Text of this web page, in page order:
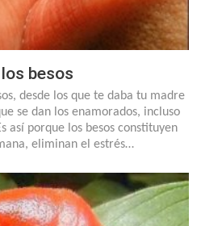
besos
desde los que te daba tu madre
se dan los enamorados, incluso
así porque los besos constituyen
eliminan el estrés…